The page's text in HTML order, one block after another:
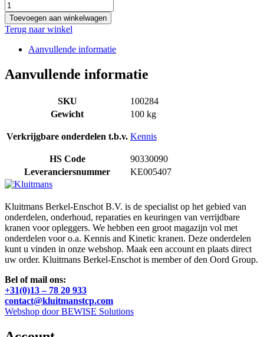
Toevoegen aan winkelwagen
Terug naar winkel
Aanvullende informatie
Aanvullende informatie
SKU
100284
Gewicht
100 kg
Verkrijgbare onderdelen t.b.v. Kennis
HS Code
90330090
Leveranciersnummer
KE005407
Kluitmans Berkel-Enschot B.V. is de specialist op het gebied van
onderdelen, onderhoud, reparaties en keuringen van verrijdbare
kranen voor opleggers. We hebben een groot magazijn vol met
onderdelen voor o.a. Kennis and Kinetic kranen. Deze onderdelen
kunt u vinden in onze webshop. Maak een account en plaats direct
uw order. Kluitmans Berkel-Enschot is member of den Oord Group.
Bel of mail ons:
+31(0)13 – 78 20 933
contact@kluitmanstcp.com
Webshop door BEWISE Solutions